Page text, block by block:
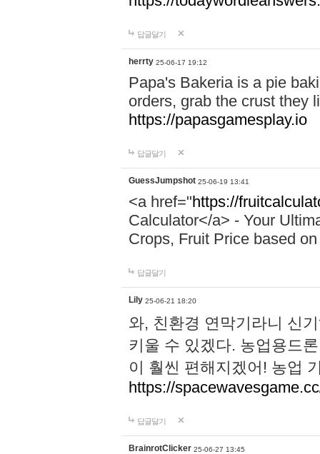
답글달기
herrty 25-06-17 19:12
Papa's Bakeria is a pie
orders, grab the crust they
https://papasgamesplay.io
답글달기
GuessJumpshot 25-06-19 13:41
<a href="https://
Calculator</a> - Your
Crops, Fruit Price based
답글달기
Lily 25-06-21 18:20
와, 친환경 연막기라니 신
키울 수 있겠다. 농업용드
이 훨씬 편해지겠어! 농업
https://
답글달기
BrainrotClicker 25-06-27 13:45